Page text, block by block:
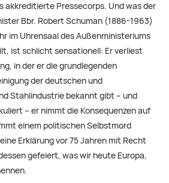
akkreditierte Pressecorps. Und was der
Bbr. Robert Schuman (1886-1963)
im Uhrensaal des Außenministeriums
ist schlicht sensationell: Er verliest
in der er die grundlegenden
der deutschen und
Stahlindustrie bekannt gibt – und
– er nimmt die Konsequenzen auf
einem politischen Selbstmord
Erklärung vor 75 Jahren mit Recht
gefeiert, was wir heute Europa,